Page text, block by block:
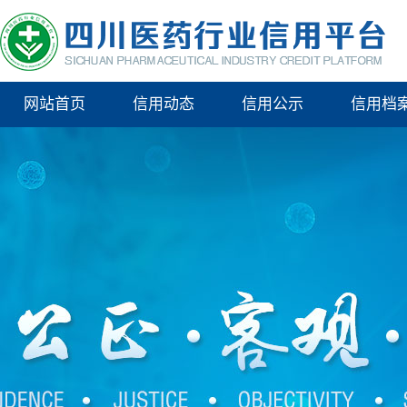
网站首页 信用动态 信用公示 信用档